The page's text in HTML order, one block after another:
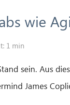
wie
1 min
sein. Aus
James